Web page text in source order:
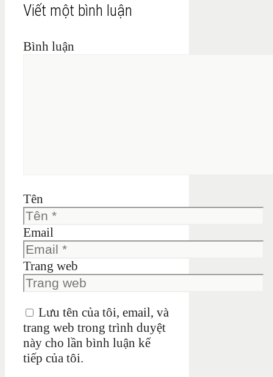
Viết một bình luận
Bình luận
Tên
Email
Trang web
Lưu tên của tôi, email, và
trang web trong trình duyệt
này cho lần bình luận kế
tiếp của tôi.